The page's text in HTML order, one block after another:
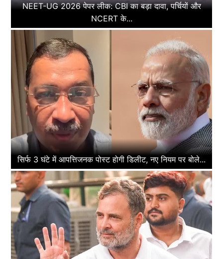
NEET-UG 2026 पेपर लीक: CBI का बड़ा दावा, पर्चियों और
NCERT के...
सिर्फ 3 घंटे में आपत्तिजनक पोस्ट होगी डिलीट, नए नियम पर बोले...